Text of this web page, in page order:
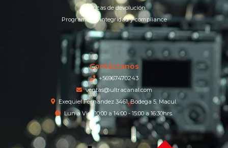
Políticas de devolución
Programa de integridad y compliance
Contáctanos
+56967470243
ventas@ultracanal.com
Exequiel Fernandez 3461, Bodega 5, Macul.
Lun a Vier 10:00 a 14:00 - 15:00 a 16:30hrs.